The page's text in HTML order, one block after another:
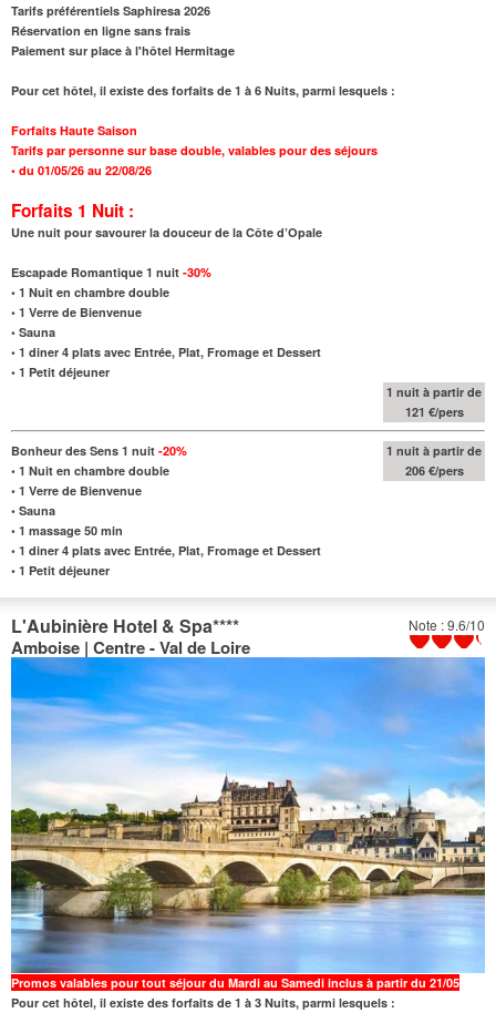
Tarifs préférentiels Saphiresa 2026
Réservation en ligne sans frais
Paiement sur place à l'hôtel Hermitage
Pour cet hôtel, il existe des forfaits de 1 à 6 Nuits, parmi lesquels :
Forfaits Haute Saison
Tarifs par personne sur base double, valables pour des séjours
• du 01/05/26 au 22/08/26
Forfaits 1 Nuit :
Une nuit pour savourer la douceur de la Côte d’Opale
Escapade Romantique 1 nuit -30%
• 1 Nuit en chambre double
• 1 Verre de Bienvenue
• Sauna
• 1 diner 4 plats avec Entrée, Plat, Fromage et Dessert
• 1 Petit déjeuner
1 nuit à partir de
121 €/pers
Bonheur des Sens 1 nuit -20%
• 1 Nuit en chambre double
• 1 Verre de Bienvenue
• Sauna
• 1 massage 50 min
• 1 diner 4 plats avec Entrée, Plat, Fromage et Dessert
• 1 Petit déjeuner
1 nuit à partir de
206 €/pers
Note : 9.6/10
L'Aubinière Hotel & Spa****
Amboise | Centre - Val de Loire
Promos valables pour tout séjour du Mardi au Samedi inclus à partir du 21/05
Pour cet hôtel, il existe des forfaits de 1 à 3 Nuits, parmi lesquels :